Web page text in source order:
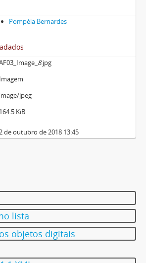
Pompéia Bernardes
8.jpg
Imagem
image/jpeg
164.5 KiB
de outubro de 2018 13:45
lista
objetos digitais